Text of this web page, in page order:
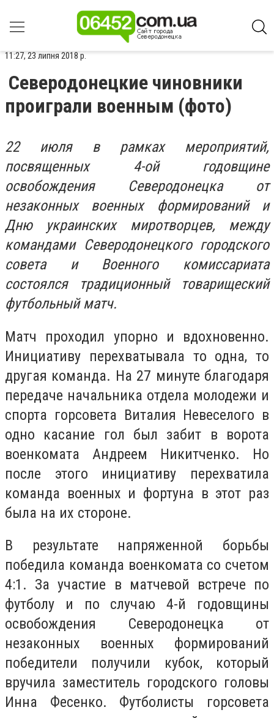
11:27, 23 липня 2018 р.
Северодонецкие чиновники
проиграли военным (фото)
22 июля в рамках мероприятий,
посвященных 4-ой годовщине
освобождения Северодонецка от
незаконных военных формирований и
Дню украинских миротворцев, между
командами Северодонецкого городского
совета и Военного комиссариата
состоялся традиционный товарищеский
футбольный матч.
Матч проходил упорно и вдохновенно.
Инициативу перехватывала то одна, то
другая команда. На 27 минуте благодаря
передаче начальника отдела молодежи и
спорта горсовета Виталия Невеселого в
одно касание гол был забит в ворота
военкомата Андреем Никитченко. Но
после этого инициативу перехватила
команда военных и фортуна в этот раз
была на их стороне.
В результате напряженной борьбы
победила команда военкомата со счетом
4:1. За участие в матчевой встрече по
футболу и по случаю 4-й годовщины
освобождения Северодонецка от
незаконных военных формирований
победители получили кубок, который
вручила заместитель городского головы
Инна Фесенко. Футболисты горсовета